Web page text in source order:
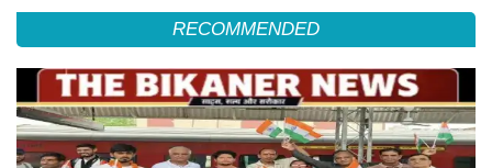
RECOMMENDED